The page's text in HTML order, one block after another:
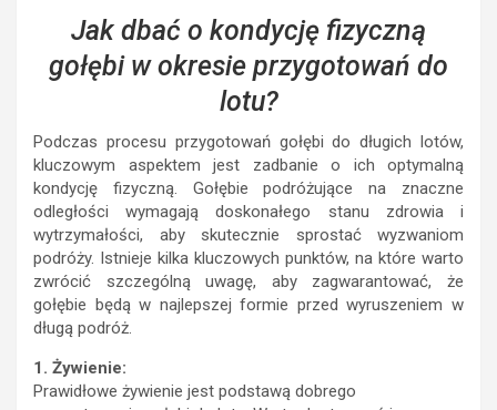
Jak dbać o kondycję fizyczną
gołębi w okresie przygotowań do
lotu?
Podczas procesu przygotowań gołębi do długich lotów,
kluczowym aspektem jest zadbanie o ich optymalną
kondycję fizyczną. Gołębie podróżujące na znaczne
odległości wymagają doskonałego stanu zdrowia i
wytrzymałości, aby skutecznie sprostać wyzwaniom
podróży. Istnieje kilka kluczowych punktów, na które warto
zwrócić szczególną uwagę, aby zagwarantować, że
gołębie będą w najlepszej formie przed wyruszeniem w
długą podróż.
1. Żywienie:
Prawidłowe żywienie jest podstawą dobrego